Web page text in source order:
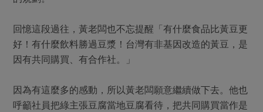
回憶這段過往，黃老闆也不忘提醒「有什麼食品比黃豆更
好！有什麼飲料勝過豆漿！台灣有非基因改造的黃豆，是
因有共同購買、有合作社。」
因為有這麼多的感動，所以黃老闆願意繼續做下去。他也
呼籲社員把綠主張豆腐當地豆腐看待，把共同購買當作是